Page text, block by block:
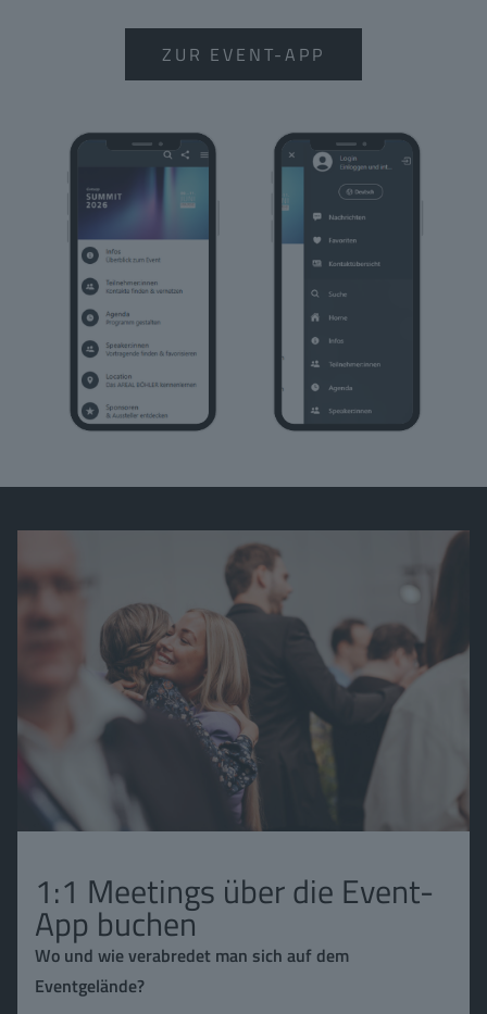
ZUR EVENT-APP
1:1 Meetings über die Event-
App buchen
Wo und wie verabredet man sich auf dem
Eventgelände?